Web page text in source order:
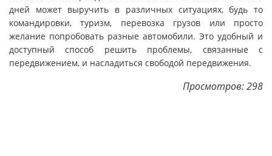
дней может выручить в различных ситуациях, будь то
командировки, туризм, перевозка грузов или просто
желание попробовать разные автомобили. Это удобный и
доступный способ решить проблемы, связанные с
передвижением, и насладиться свободой передвижения.
Просмотров: 298